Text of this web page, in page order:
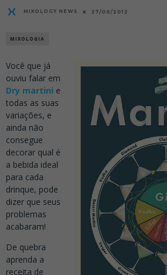
MIXOLOGY NEWS 27/06/2012
MIXOLOGIA
Você que já
ouviu falar em
Dry martini e
todas as suas
variações, e
ainda não
consegue
decorar qual é
a bebida ideal
para cada
drinque, pode
dizer que seus
problemas
acabaram!
De quebra
aprenda a
receita de